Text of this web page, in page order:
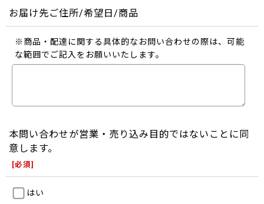
お届け先ご住所/希望日/商品
※商品・配達に関する具体的なお問い合わせの際は、可能
な範囲でご記入をお願いいたします。
本問い合わせが営業・売り込み目的ではないことに同
意します。
[必須]
はい